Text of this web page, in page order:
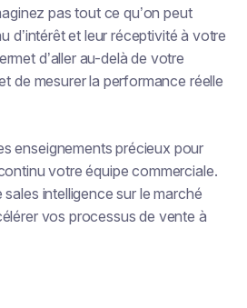
pas tout ce qu’on peut
d’intérêt et leur réceptivité à votre
d’aller au-delà de votre
de mesurer la performance réelle
enseignements précieux pour
votre équipe commerciale.
intelligence sur le marché
vos processus de vente à